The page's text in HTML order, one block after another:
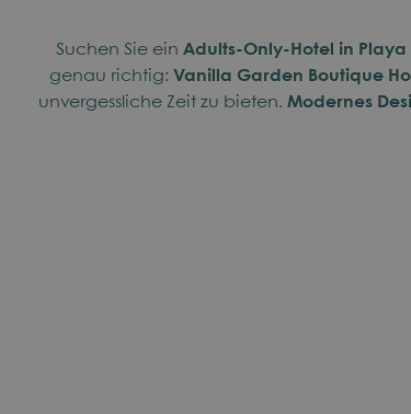
Suchen Sie ein Adults-Only-Hotel in
genau richtig: Vanilla Garden Boutique
unvergessliche Zeit zu bieten.Modernes